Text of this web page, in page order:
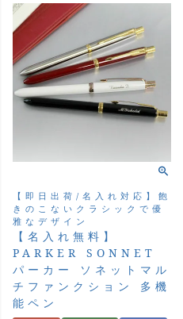
【即日出荷/名入れ対応】飽
きのこないクラシックで優
雅なデザイン
【名入れ無料】
PARKER SONNET
パーカー ソネットマル
チファンクション 多機
能ペン